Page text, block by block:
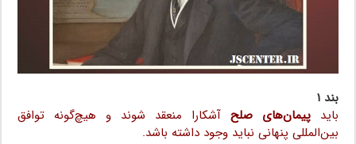
بند ۱
بایدپیمان‌های صلح آشکارا منعقد شوند و هیچ‌گونه توافق
بین‌المللی پنهانی نباید وجود داشته باشد.